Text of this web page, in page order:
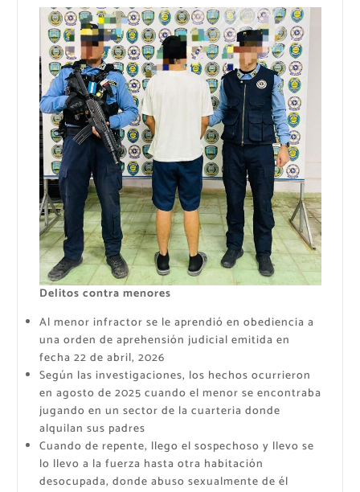
Delitos contra menores
Al menor infractor se le aprendió en obediencia a
una orden de aprehensión judicial emitida en
fecha 22 de abril, 2026
Según las investigaciones, los hechos ocurrieron
en agosto de 2025 cuando el menor se encontraba
jugando en un sector de la cuarteria donde
alquilan sus padres
Cuando de repente, llego el sospechoso y llevo se
lo llevo a la fuerza hasta otra habitación
desocupada, donde abuso sexualmente de él